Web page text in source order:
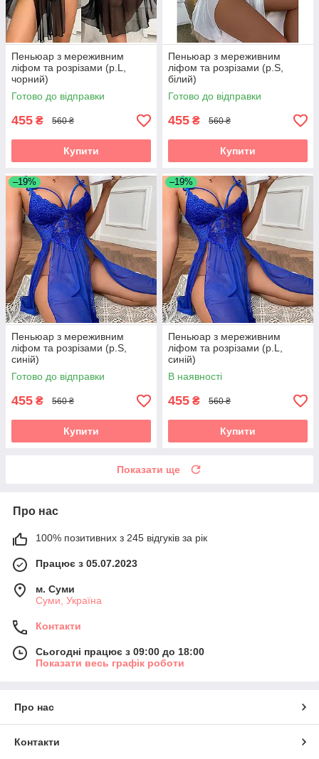
Пеньюар з мереживним
ліфом та розрізами (р.L,
чорний)
Готово до відправки
455 ₴ 560 ₴
Купити
Пеньюар з мереживним
ліфом та розрізами (р.S,
білий)
Готово до відправки
455 ₴ 560 ₴
Купити
–19%
Пеньюар з мереживним
ліфом та розрізами (р.S,
синій)
Готово до відправки
455 ₴ 560 ₴
Купити
–19%
Пеньюар з мереживним
ліфом та розрізами (р.L,
синій)
В наявності
455 ₴ 560 ₴
Купити
Показати ще
Про нас
100% позитивних з 245 відгуків за рік
Працює з 05.07.2023
м. Суми
Суми, Україна
Контакти
Сьогодні працює з 09:00 до 18:00
Показати весь графік роботи
Про нас
Контакти